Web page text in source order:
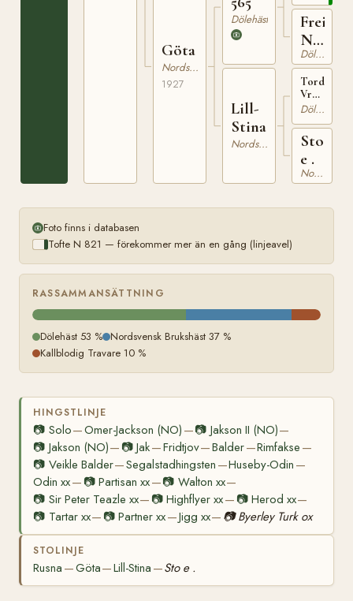
Göta
Nordsvensk Brukshäst
1927
Dölehäst
Lill-
Stina
Nordsvensk Brukshäst
Freia
N
2331
Dölehäst
Vrml.
h.r.Dölehäst
Sto
e .
Nordsvensk Brukshäst
Foto finns i databasen
Tofte N 821 — förekommer mer än en gång (linjeavel)
RASSAMMANSÄTTNING
Dölehäst 53 % Nordsvensk Brukshäst 37 %
Kallblodig Travare 10 %
HINGSTLINJE
📷 Solo—Omer-Jackson (NO) —📷 Jakson II (NO)—
📷 Jakson (NO)— 📷Jak—Fridtjov—Balder—Rimfakse —
📷 Veikle Balder—Segalstadhingsten —Huseby-Odin —
Odin xx— 📷Partisan xx—📷 Walton xx—
📷 Sir Peter Teazle xx— 📷Highflyer xx— 📷 Herod xx—
📷 Tartar xx— 📷Partner xx—Jigg xx— 📷 Byerley Turk ox
STOLINJE
Rusna —Göta—Lill-Stina —Sto e .